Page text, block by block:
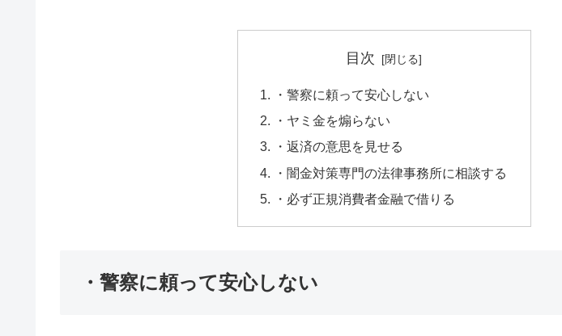
目次
・警察に頼って安心しない
・ヤミ金を煽らない
・返済の意思を見せる
・闇金対策専門の法律事務所に相談する
・必ず正規消費者金融で借りる
・警察に頼って安心しない